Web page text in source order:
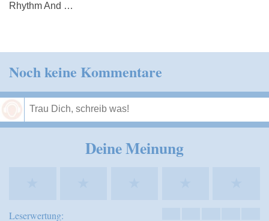
Rhythm And …
Noch keine Kommentare
Deine Meinung
Leserwertung: